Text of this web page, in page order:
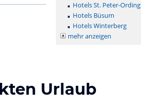
Hotels St. Peter-Ording
Hotels Büsum
Hotels Winterberg
mehr anzeigen
Urlaub